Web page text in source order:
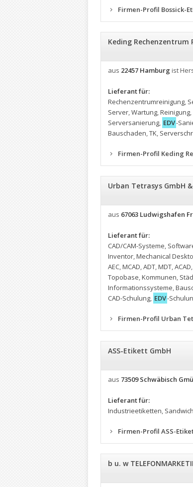
Firmen-Profil Bossick-
Keding Rechenzentrum
aus 22457 Hamburg ist
Lieferant für:
Rechenzentrumreinigung,
Server,Wartung,Reinigung,
Serversanierung, EDV-
Bauschaden,TK,
Firmen-Profil Keding
Urban Tetrasys GmbH &
aus 67063 Ludwigshafen
Lieferant für:
CAD/CAM-Systeme,
Inventor,Mechanical
AEC,MCAD,ADT,MDT,ACAD,
Topobase,Kommunen,
Informationssysteme,
CAD-Schulung, EDV-
Firmen-Profil Urban
ASS-Etikett GmbH
aus 73509 Schwäbisch
Lieferant für:
Industrieetiketten,
Firmen-Profil ASS-
b u. w